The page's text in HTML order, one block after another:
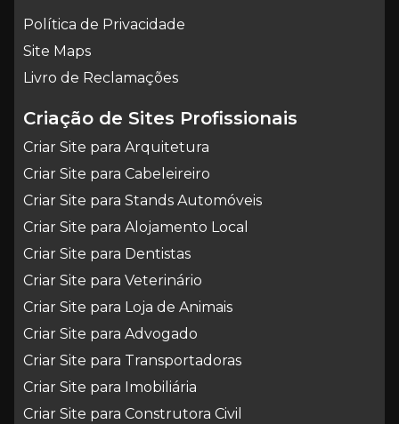
Política de Privacidade
Site Maps
Livro de Reclamações
Criação de Sites Profissionais
Criar Site para Arquitetura
Criar Site para Cabeleireiro
Criar Site para Stands Automóveis
Criar Site para Alojamento Local
Criar Site para Dentistas
Criar Site para Veterinário
Criar Site para Loja de Animais
Criar Site para Advogado
Criar Site para Transportadoras
Criar Site para Imobiliária
Criar Site para Construtora Civil